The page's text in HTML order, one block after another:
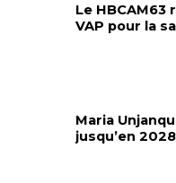
Le
VAP pour la
Maria
jusqu’en 2028